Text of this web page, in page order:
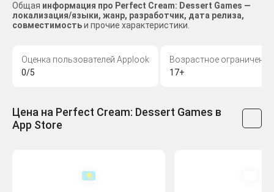
Общая информация про Perfect Cream: Dessert Games —
локализация/языки, жанр, разработчик, дата релиза,
совместимостьи прочие характеристики.
Оценка пользователей Applook
0/5
Возрастное ограничение
17+
Цена на Perfect Cream: Dessert Games в
App Store